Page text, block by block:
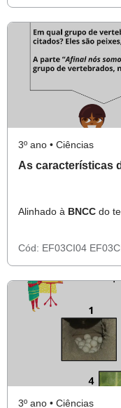
3º ano • Ciências
As características
Alinhado à BNCC do
Cód: EF03CI04
3º ano • Ciências